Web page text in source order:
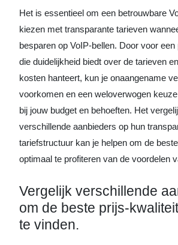
Het is essentieel om een betrouwbare
kiezen met transparante tarieven
besparen op VoIP-bellen. Door voor
die duidelijkheid biedt over de tarieven
kosten hanteert, kun je onaangename
voorkomen en een weloverwogen
bij jouw budget en behoeften. Het
verschillende aanbieders op hun
tariefstructuur kan je helpen om de
optimaal te profiteren van de voordelen
Vergelijk verschillende
om de beste prijs-
te vinden.